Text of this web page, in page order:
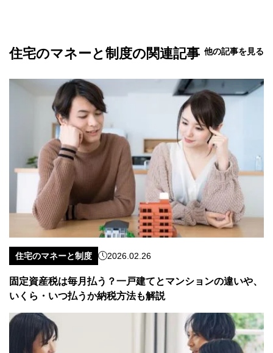
住宅のマネーと制度の関連記事 他の記事を見る
住宅のマネーと制度 2026.02.26
固定資産税は毎月払う？一戸建てとマンションの違いや、
いくら・いつ払うか納税方法も解説